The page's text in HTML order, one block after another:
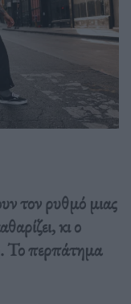
τον ρυθμό μιας
κι ο
Το περπάτημα